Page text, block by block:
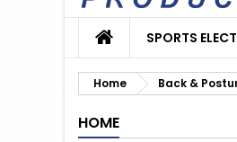
SPORTS
Home Back &
HOME